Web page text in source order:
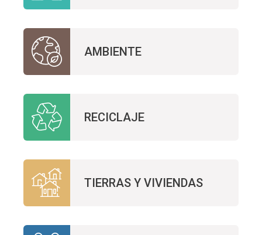
AMBIENTE
RECICLAJE
TIERRAS Y VIVIENDAS